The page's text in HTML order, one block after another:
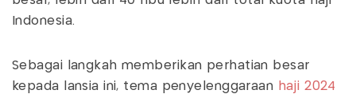
Indonesia.
Sebagai langkah memberikan perhatian besar
kepada lansia ini, tema penyelenggaraan haji 2024